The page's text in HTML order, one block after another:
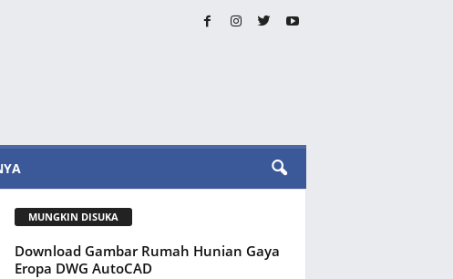
MUNGKIN DISUKA
Download Gambar Rumah Hunian Gaya
Eropa DWG AutoCAD